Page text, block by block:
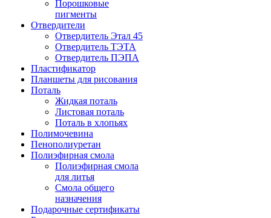
Порошковые
пигменты
Отвердители
Отвердитель Этал 45
Отвердитель ТЭТА
Отвердитель ПЭПА
Пластификатор
Планшеты для рисования
Поталь
Жидкая поталь
Листовая поталь
Поталь в хлопьях
Полимочевина
Пенополиуретан
Полиэфирная смола
Полиэфирная смола
для литья
Смола общего
назначения
Подарочные сертификаты